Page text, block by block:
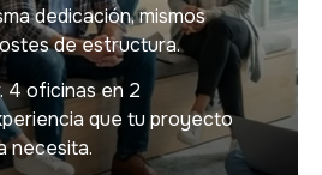
dedicación, mismos
de estructura.
4 oficinas en 2
que tu proyecto
necesita.